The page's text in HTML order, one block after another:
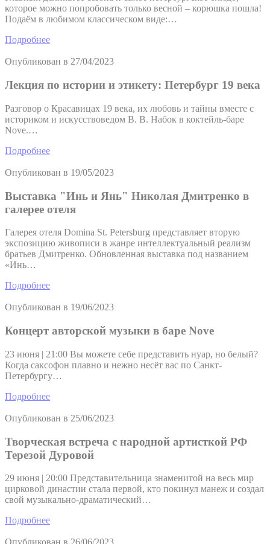
которое можно попробовать только весной – корюшка пошла!
Подаём в любимом классическом виде:…
Подробнее
Опубликован в 27/04/2023
Лекция по истории и этикету: Петербург 19 века
Разговор о Красавицах 19 века, их любовь и тайны вместе с
историком и искусствоведом В. В. Набок в коктейль-баре
Nove.…
Подробнее
Опубликован в 19/05/2023
Выставка "Инь и Янь" Николая Дмитренко в
галерее отеля
Галерея отеля Domina St. Petersburg представляет вторую
экспозицию живописи в жанре интеллектуальный реализм
братьев Дмитренко. Обновленная выставка под названием
«Инь…
Подробнее
Опубликован в 19/06/2023
Концерт авторской музыки в баре Nove
23 июня | 21:00 Вы можете себе представить нуар, но белый?
Когда саксофон плавно и нежно несёт вас по Санкт-
Петербургу…
Подробнее
Опубликован в 25/06/2023
Творческая встреча с народной артисткой РФ
Терезой Дуровой
29 июня | 20:00 Представительница знаменитой на весь мир
цирковой династии стала первой, кто покинул манеж и создал
свой музыкально-драматический…
Подробнее